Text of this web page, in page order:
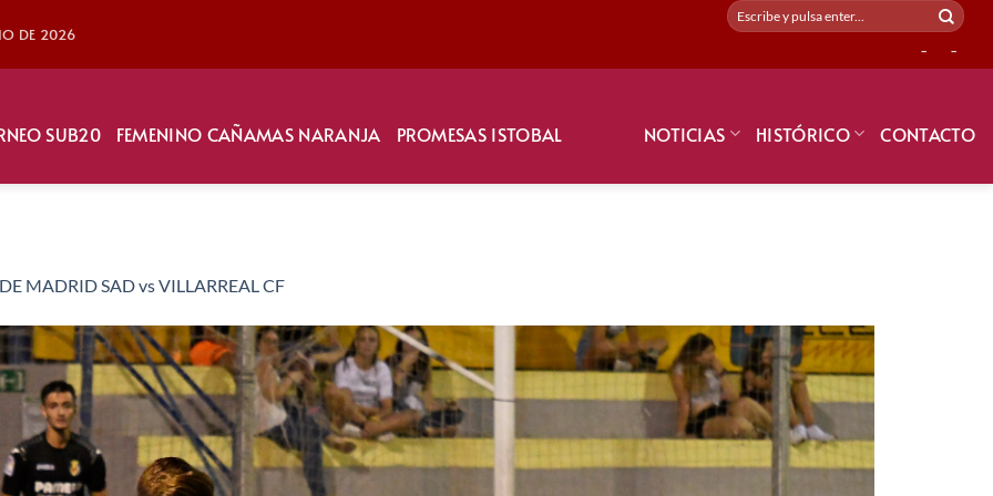
DE 2026
- -
SUB20 FEMENINO CAÑAMAS NARANJA PROMESAS ISTOBAL NOTICIAS HISTÓRICO CONTACTO
MADRID SAD vs VILLARREAL CF